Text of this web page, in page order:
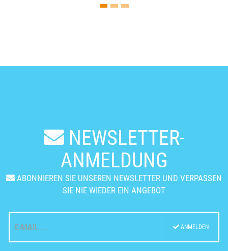
NEWSLETTER-
ANMELDUNG
ABONNIEREN SIE UNSEREN NEWSLETTER UND VERPASSEN
SIE NIE WIEDER EIN ANGEBOT
ANMELDEN